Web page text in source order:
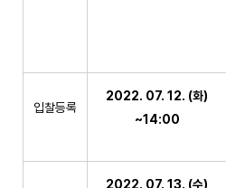
입찰등록
2022. 07. 12. (화)
~14:00
2022. 07. 13. (수)